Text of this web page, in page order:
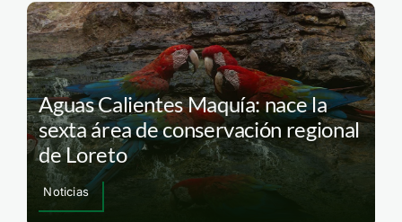
Aguas Calientes Maquía: nace la
sexta área de conservación regional
de Loreto
Noticias